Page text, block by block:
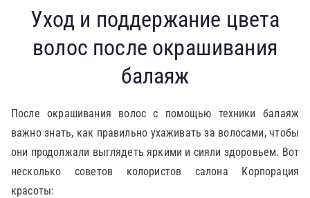
Уход и поддержание цвета
волос после окрашивания
балаяж
После окрашивания волос с помощью техники балаяж
важно знать, как правильно ухаживать за волосами, чтобы
они продолжали выглядеть яркими и сияли здоровьем. Вот
несколько советов колористов салона Корпорация
красоты: